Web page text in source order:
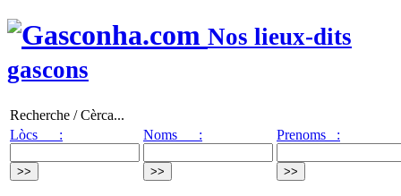
Nos lieux-dits
gascons
Recherche / Cèrca...
Lòcs :
Noms : Prenoms :